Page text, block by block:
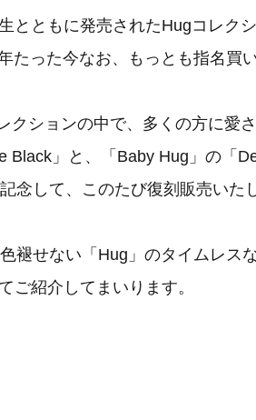
とともに発売されたHugコレク
たった今なお、もっとも指名買
クションの中で、多くの方に愛
Black」と、「Baby Hug」の「
念して、このたび復刻販売いた
褪せない「Hug」のタイムレス
ご紹介してまいります。